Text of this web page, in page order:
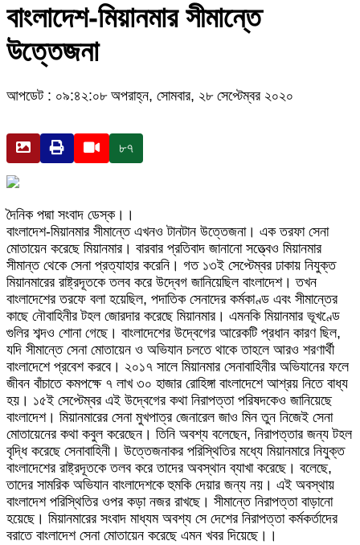
বাংলাদেশ-মিয়ানমার সীমান্তে
উত্তেজনা
আপডেট : ০৯:৪২:০৮ অপরাহ্ন, সোমবার, ২৮ সেপ্টেম্বর ২০২০
৮৭
দৈনিক পদ্মা সংবাদ ডেস্ক।।
বাংলাদেশ-মিয়ানমার সীমান্তে এখনও টানটান উত্তেজনা। এক তরফা সেনা
মোতায়েন করেছে মিয়ানমার। বারবার প্রতিবাদ জানানো সত্ত্বেও মিয়ানমার
সীমান্ত থেকে সেনা প্রত্যাহার করেনি। গত ১৩ই সেপ্টেম্বর ঢাকায় নিযুক্ত
মিয়ানমারের রাষ্ট্রদূতকে তলব করে উদ্বেগ জানিয়েছিল বাংলাদেশ। তখন
বাংলাদেশের তরফে বলা হয়েছিল, পদাতিক সেনাদের কর্মকাণ্ড এবং সীমান্তের
কাছে নৌবাহিনীর টহল জোরদার করেছে মিয়ানমার। এমনকি মিয়ানমার ভূখণ্ডে
গুলির শব্দও শোনা গেছে। বাংলাদেশের উদ্বেগের আরেকটি প্রধান কারণ ছিল,
যদি সীমান্তে সেনা মোতায়েন ও অভিযান চলতে থাকে তাহলে আরও শরণার্থী
বাংলাদেশে প্রবেশ করবে। ২০১৭ সালে মিয়ানমার সেনাবাহিনীর অভিযানের ফলে
জীবন বাঁচাতে কমপক্ষে ৭ লাখ ৩০ হাজার রোহিঙ্গা বাংলাদেশে আশ্রয় নিতে বাধ্য
হয়। ১৫ই সেপ্টেম্বর এই উদ্বেগের কথা নিরাপত্তা পরিষদকেও জানিয়েছে
বাংলাদেশ। মিয়ানমারের সেনা মুখপাত্র জেনারেল জাও মিন তুন নিজেই সেনা
মোতায়েনের কথা কবুল করেছেন। তিনি অবশ্য বলেছেন, নিরাপত্তার জন্য টহল
বৃদ্ধি করেছে সেনাবাহিনী। উত্তেজনাকর পরিস্থিতির মধ্যে মিয়ানমারে নিযুক্ত
বাংলাদেশের রাষ্ট্রদূতকে তলব করে তাদের অবস্থান ব্যাখা করেছে। বলেছে,
তাদের সামরিক অভিযান বাংলাদেশকে হুমকি দেয়ার জন্য নয়। এই অবস্থায়
বাংলাদেশ পরিস্থিতির ওপর কড়া নজর রাখছে। সীমান্তে নিরাপত্তা বাড়ানো
হয়েছে। মিয়ানমারের সংবাদ মাধ্যম অবশ্য সে দেশের নিরাপত্তা কর্মকর্তাদের
বরাতে বাংলাদেশ সেনা মোতায়েন করেছে এমন খবর দিয়েছে।।